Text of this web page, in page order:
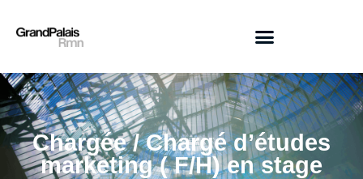
Chargée / Chargé d’études
marketing ( F/H) en stage